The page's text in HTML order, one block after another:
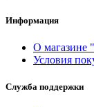
Информация
О магазине
Условия
Служба поддержки